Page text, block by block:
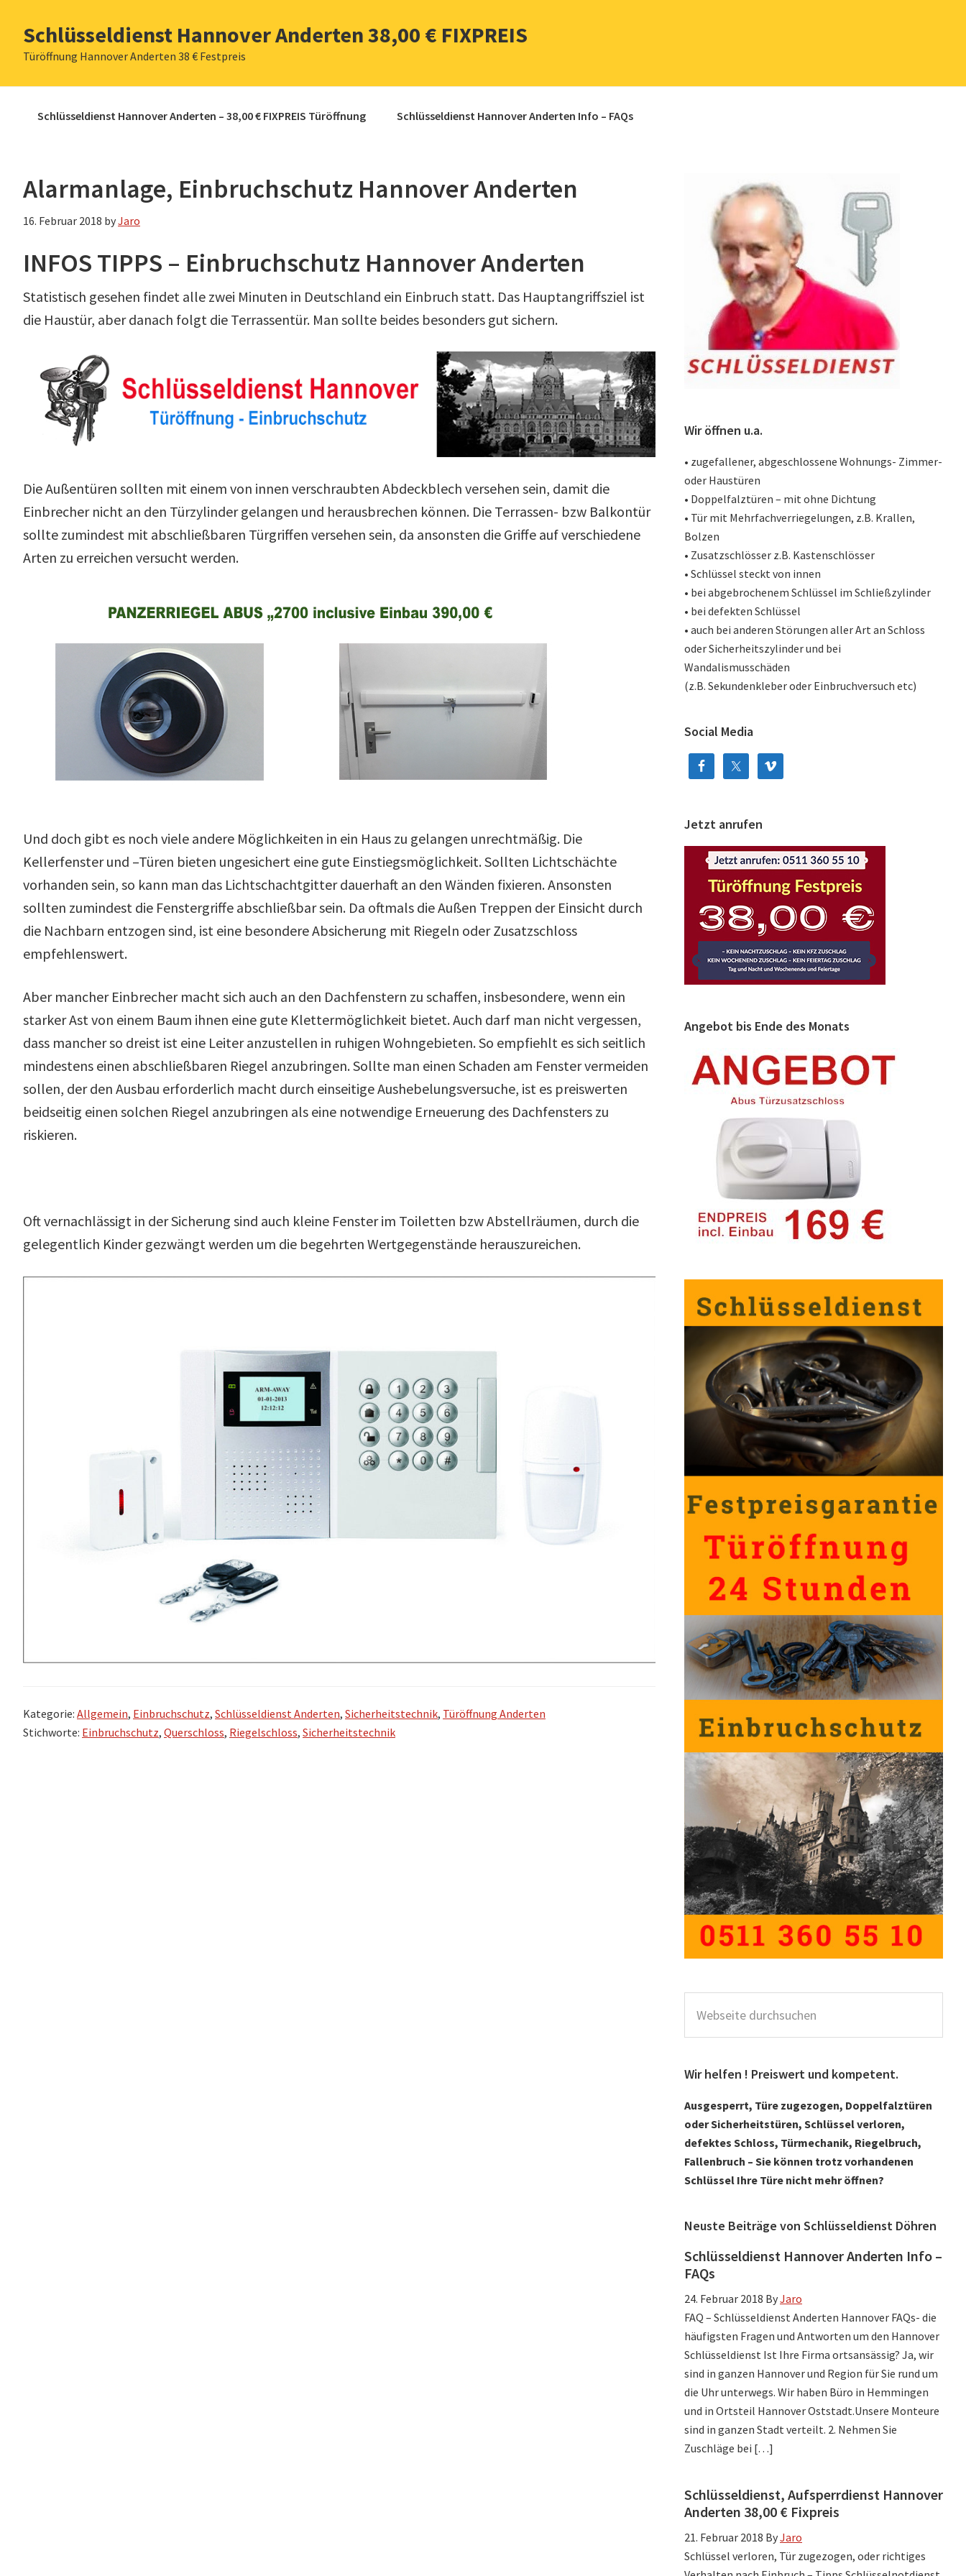
Hauptnavigation
springen
Inhalt
springen
Seitenspalte
springen
Fußzeile
springen
Schlüsseldienst Hannover Anderten 38,00 € FIXPREIS
Türöffnung Hannover Anderten 38 € Festpreis
Schlüsseldienst Hannover Anderten – 38,00 € FIXPREIS Türöffnung Schlüsseldienst Hannover Anderten Info – FAQs
Alarmanlage, Einbruchschutz Hannover Anderten
16. Februar 2018 byJaro
INFOS TIPPS – Einbruchschutz Hannover Anderten
Statistisch gesehen findet alle zwei Minuten in Deutschland ein Einbruch statt. Das Hauptangriffsziel ist
die Haustür, aber danach folgt die Terrassentür. Man sollte beides besonders gut sichern.
Die Außentüren sollten mit einem von innen verschraubten Abdeckblech versehen sein, damit die
Einbrecher nicht an den Türzylinder gelangen und herausbrechen können. Die Terrassen- bzw Balkontür
sollte zumindest mit abschließbaren Türgriffen versehen sein, da ansonsten die Griffe auf verschiedene
Arten zu erreichen versucht werden.
Und doch gibt es noch viele andere Möglichkeiten in ein Haus zu gelangen unrechtmäßig. Die
Kellerfenster und –Türen bieten ungesichert eine gute Einstiegsmöglichkeit. Sollten Lichtschächte
vorhanden sein, so kann man das Lichtschachtgitter dauerhaft an den Wänden fixieren. Ansonsten
sollten zumindest die Fenstergriffe abschließbar sein. Da oftmals die Außen Treppen der Einsicht durch
die Nachbarn entzogen sind, ist eine besondere Absicherung mit Riegeln oder Zusatzschloss
empfehlenswert.
Aber mancher Einbrecher macht sich auch an den Dachfenstern zu schaffen, insbesondere, wenn ein
starker Ast von einem Baum ihnen eine gute Klettermöglichkeit bietet. Auch darf man nicht vergessen,
dass mancher so dreist ist eine Leiter anzustellen in ruhigen Wohngebieten. So empfiehlt es sich seitlich
mindestens einen abschließbaren Riegel anzubringen. Sollte man einen Schaden am Fenster vermeiden
sollen, der den Ausbau erforderlich macht durch einseitige Aushebelungsversuche, ist es preiswerten
beidseitig einen solchen Riegel anzubringen als eine notwendige Erneuerung des Dachfensters zu
riskieren.
Oft vernachlässigt in der Sicherung sind auch kleine Fenster im Toiletten bzw Abstellräumen, durch die
gelegentlich Kinder gezwängt werden um die begehrten Wertgegenstände herauszureichen.
Kategorie: Allgemein, Einbruchschutz, Schlüsseldienst Anderten, Sicherheitstechnik, Türöffnung Anderten
Stichworte: Einbruchschutz, Querschloss, Riegelschloss, Sicherheitstechnik
Seitenspalte
Wir öffnen u.a.
• zugefallener, abgeschlossene Wohnungs- Zimmer-
oder Haustüren
• Doppelfalztüren – mit ohne Dichtung
• Tür mit Mehrfachverriegelungen, z.B. Krallen,
Bolzen
• Zusatzschlösser z.B. Kastenschlösser
• Schlüssel steckt von innen
• bei abgebrochenem Schlüssel im Schließzylinder
• bei defekten Schlüssel
• auch bei anderen Störungen aller Art an Schloss
oder Sicherheitszylinder und bei
Wandalismusschäden
(z.B. Sekundenkleber oder Einbruchversuch etc)
Social Media
Jetzt anrufen
Angebot bis Ende des Monats
durchsuchen
Wir helfen ! Preiswert und kompetent.
Ausgesperrt, Türe zugezogen, Doppelfalztüren
oder Sicherheitstüren, Schlüssel verloren,
defektes Schloss, Türmechanik, Riegelbruch,
Fallenbruch – Sie können trotz vorhandenen
Schlüssel Ihre Türe nicht mehr öffnen?
Neuste Beiträge von Schlüsseldienst Döhren
Schlüsseldienst Hannover Anderten Info –
FAQs
24. Februar 2018 ByJaro
FAQ – Schlüsseldienst Anderten Hannover FAQs- die
häufigsten Fragen und Antworten um den Hannover
Schlüsseldienst Ist Ihre Firma ortsansässig? Ja, wir
sind in ganzen Hannover und Region für Sie rund um
die Uhr unterwegs. Wir haben Büro in Hemmingen
und in Ortsteil Hannover Oststadt.Unsere Monteure
sind in ganzen Stadt verteilt. 2. Nehmen Sie
Zuschläge bei […]
Schlüsseldienst, Aufsperrdienst Hannover
Anderten 38,00 € Fixpreis
21. Februar 2018 ByJaro
Schlüssel verloren, Tür zugezogen, oder richtiges